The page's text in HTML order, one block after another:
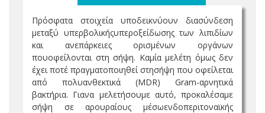
Πρόσφατα στοιχεία υποδεικνύουν διασύνδεση
μεταξύ υπερβολικήςυπεροξείδωσης των λιπιδίων
και ανεπάρκειες ορισμένων οργάνων
πουοφείλονται στη σήψη. Καμία μελέτη όμως δεν
έχει ποτέ πραγματοποιηθεί στησήψη που οφείλεται
από πολυανθεκτικά (MDR) Gram-αρνητικά
βακτήρια. Γιανα μελετήσουμε αυτό, προκαλέσαμε
σήψη σε αρουραίους μέσωενδοπεριτοναϊκής